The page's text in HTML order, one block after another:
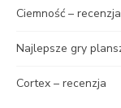
Ciemność –
Najlepsze gry
Cortex – recenzja